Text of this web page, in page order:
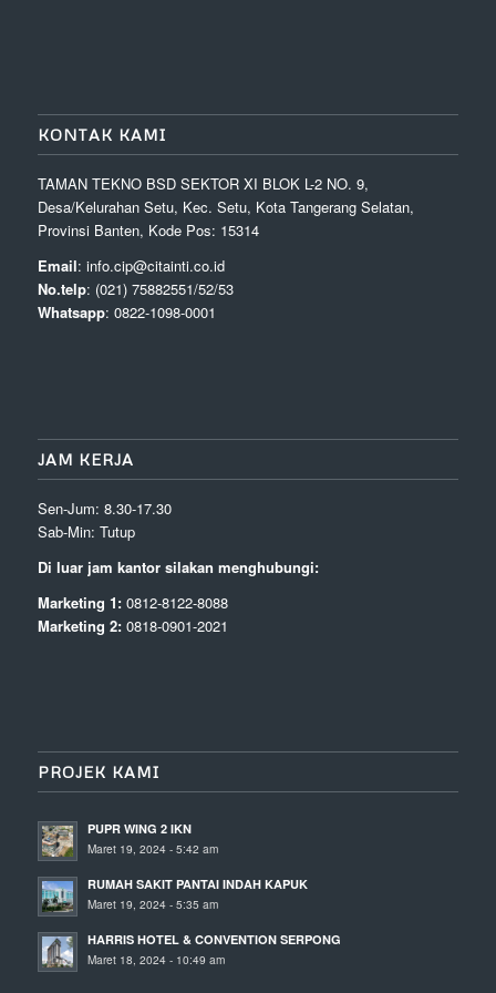
KONTAK KAMI
TAMAN TEKNO BSD SEKTOR XI BLOK L-2 NO. 9,
Desa/Kelurahan Setu, Kec. Setu, Kota Tangerang Selatan,
Provinsi Banten, Kode Pos: 15314
Email: info.cip@citainti.co.id
No.telp: (021) 75882551/52/53
Whatsapp: 0822-1098-0001
JAM KERJA
Sen-Jum: 8.30-17.30
Sab-Min: Tutup
Di luar jam kantor silakan menghubungi:
Marketing 1:0812-8122-8088
Marketing 2:0818-0901-2021
PROJEK KAMI
PUPR WING 2 IKN
Maret 19, 2024 - 5:42 am
RUMAH SAKIT PANTAI INDAH KAPUK
Maret 19, 2024 - 5:35 am
HARRIS HOTEL & CONVENTION SERPONG
Maret 18, 2024 - 10:49 am